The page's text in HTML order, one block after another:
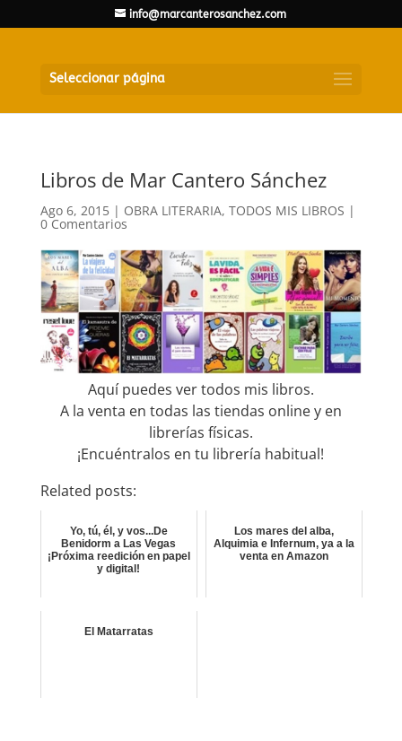
info@marcanterosanchez.com
Seleccionar página
Libros de Mar Cantero Sánchez
Ago 6, 2015| OBRA LITERARIA, TODOS MIS LIBROS |
0 Comentarios
Aquí puedes ver todos mis libros.
A la venta en todas las tiendas online y en
librerías físicas.
¡Encuéntralos en tu librería habitual!
Related posts:
Yo, tú, él, y vos...De
Benidorm a Las Vegas
¡Próxima reedición en papel
y digital!
Los mares del alba,
Alquimia e Infernum, ya a la
venta en Amazon
El Matarratas